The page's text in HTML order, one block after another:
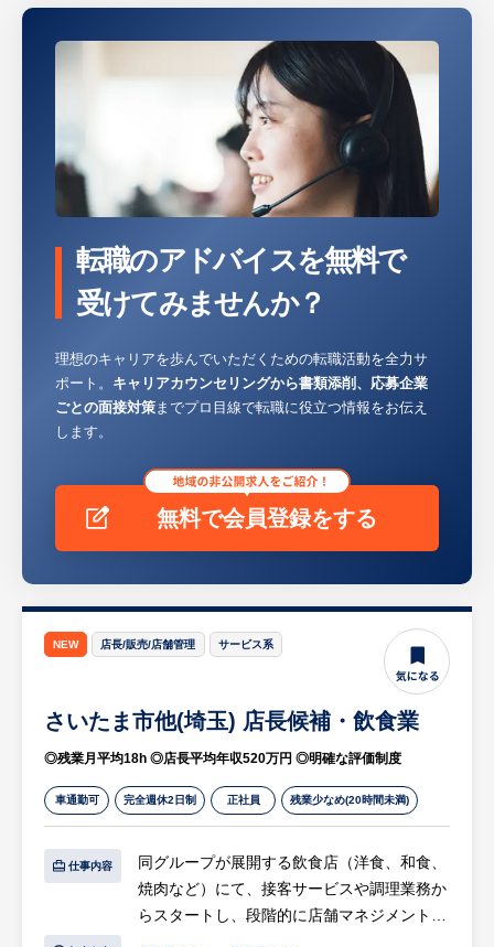
・当局対応（報告書作成、監査対応など）の
※詳細は面談時にお伝えします
【組織構成】
【HUREX求人担当コメント】
・本社（大宮駅近く）での勤務となり、転勤
・埼玉県へのU・Iターンを検討されている方
や、地元で腰を据えて長く貢献したい方に適
した環境です。
ークライフバランスを保ちながら就業可能で
す。
・工場スタッフの採用
・勤怠・シフト管理
・原料･資材の発注
【仕事の魅力】
にはラインリーダー、工場長補佐、工場長と
いったキャリアを目指すことも可能です。
工場には約150名のスタッフが在職
計6ライン有り
転職のアドバイスを無料で
受けてみませんか？
理想のキャリアを歩んでいただくための転職活動を全力サ
ポート。 キャリアカウンセリングから書類添削、応募企業
ごとの面接対策までプロ目線で転職に役立つ情報をお伝え
します。
無料で会員登録をする
NEW 店長/販売/店舗管理 サービス系
さいたま市他(埼玉) 店長候補・飲食業
◎残業月平均18h ◎店長平均年収520万円 ◎明確な評価制度
車通勤可 完全週休2日制 正社員 残業少なめ(20時間未満)
仕事内容
同グループが展開する飲食店（洋食、和食、
焼肉など）にて、接客サービスや調理業務か
らスタートし、段階的に店舗マネジメント業